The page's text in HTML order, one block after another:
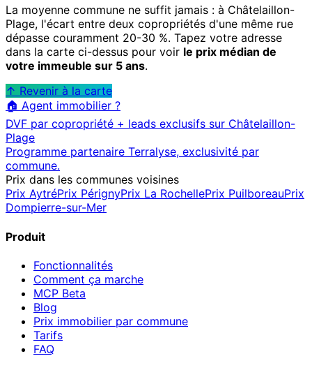
La moyenne commune ne suffit jamais : à Châtelaillon-
Plage, l'écart entre deux copropriétés d'une même rue
dépasse couramment 20-30 %. Tapez votre adresse
dans la carte ci-dessus pour voir le prix médian de
votre immeuble sur 5 ans.
↑ Revenir à la carte
🏠 Agent immobilier ?
DVF par copropriété + leads exclusifs sur Châtelaillon-
Plage
Programme partenaire Terralyse, exclusivité par
commune.
Prix dans les communes voisines
Prix AytréPrix PérignyPrix La RochellePrix PuilboreauPrix
Dompierre-sur-Mer
Produit
Fonctionnalités
Comment ça marche
MCP Beta
Blog
Prix immobilier par commune
Tarifs
FAQ